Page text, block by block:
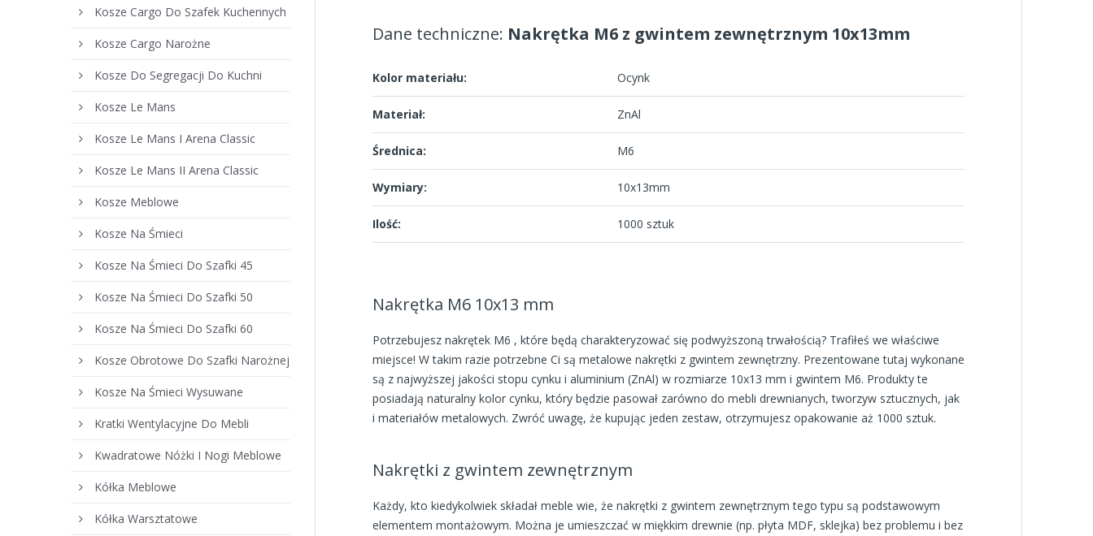
Dane techniczne: Nakrętka M6 z gwintem zewnętrznym 10x13mm
Kolor materiału: Ocynk
Materiał: ZnAl
Średnica: M6
Wymiary: 10x13mm
Ilość: 1000 sztuk
Nakrętka M6 10x13 mm
Potrzebujesz nakrętek M6 , które będą charakteryzować się podwyższoną trwałością? Trafiłeś we właściwe
miejsce! W takim razie potrzebne Ci są metalowe nakrętki z gwintem zewnętrzny. Prezentowane tutaj wykonane
są z najwyższej jakości stopu cynku i aluminium (ZnAl) w rozmiarze 10x13 mm i gwintem M6. Produkty te
posiadają naturalny kolor cynku, który będzie pasował zarówno do mebli drewnianych, tworzyw sztucznych, jak
i materiałów metalowych. Zwróć uwagę, że kupując jeden zestaw, otrzymujesz opakowanie aż 1000 sztuk.
Nakrętki z gwintem zewnętrznym
Każdy, kto kiedykolwiek składał meble wie, że nakrętki z gwintem zewnętrznym tego typu są podstawowym
elementem montażowym. Można je umieszczać w miękkim drewnie (np. płyta MDF, sklejka) bez problemu i bez
Kosze Cargo Do Szafek Kuchennych
Kosze Cargo Narożne
Kosze Do Segregacji Do Kuchni
Kosze Le Mans
Kosze Le Mans I Arena Classic
Kosze Le Mans II Arena Classic
Kosze Meblowe
Kosze Na Śmieci
Kosze Na Śmieci Do Szafki 45
Kosze Na Śmieci Do Szafki 50
Kosze Na Śmieci Do Szafki 60
Kosze Obrotowe Do Szafki Narożnej
Kosze Na Śmieci Wysuwane
Kratki Wentylacyjne Do Mebli
Kwadratowe Nóżki I Nogi Meblowe
Kółka Meblowe
Kółka Warsztatowe